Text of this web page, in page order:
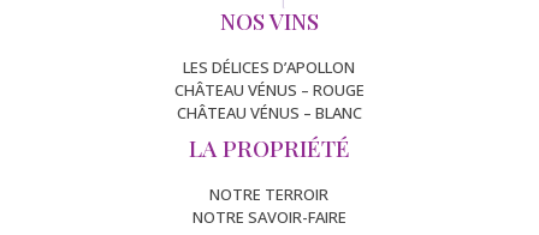
NOS VINS
LES DÉLICES D’APOLLON
CHÂTEAU VÉNUS – ROUGE
CHÂTEAU VÉNUS – BLANC
LA PROPRIÉTÉ
NOTRE TERROIR
NOTRE SAVOIR-FAIRE